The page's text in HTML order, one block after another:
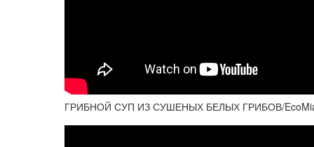
ГРИБНОЙ СУП ИЗ СУШЕНЫХ БЕЛЫХ ГРИБОВ/